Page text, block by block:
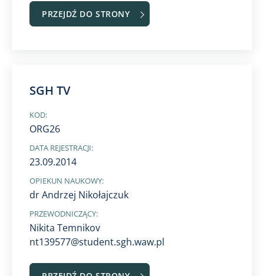
PRZEJDŹ DO STRONY
SGH TV
KOD:
ORG26
DATA REJESTRACJI:
23.09.2014
OPIEKUN NAUKOWY:
dr Andrzej Nikołajczuk
PRZEWODNICZĄCY:
Nikita Temnikov
nt139577@student.sgh.waw.pl